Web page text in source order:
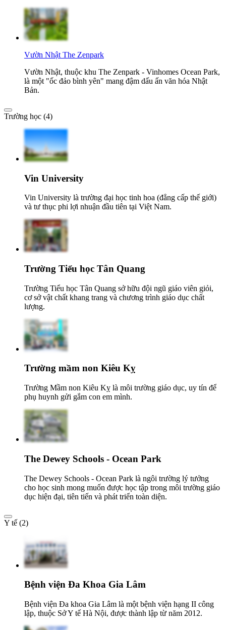
Vườn Nhật The Zenpark
Vườn Nhật, thuộc khu The Zenpark - Vinhomes Ocean Park,
là một "ốc đảo bình yên" mang đậm dấu ấn văn hóa Nhật
Bản.
Trường học (4)
Vin University
Vin University là trường đại học tinh hoa (đẳng cấp thế giới)
và tư thục phi lợi nhuận đầu tiên tại Việt Nam.
Trường Tiểu học Tân Quang
Trường Tiểu học Tân Quang sở hữu đội ngũ giáo viên giỏi,
cơ sở vật chất khang trang và chương trình giáo dục chất
lượng.
Trường mầm non Kiêu Kỵ
Trường Mầm non Kiêu Kỵ là môi trường giáo dục, uy tín để
phụ huynh gửi gắm con em mình.
The Dewey Schools - Ocean Park
The Dewey Schools - Ocean Park là ngôi trường lý tưởng
cho học sinh mong muốn được học tập trong môi trường giáo
dục hiện đại, tiên tiến và phát triển toàn diện.
Y tế (2)
Bệnh viện Đa Khoa Gia Lâm
Bệnh viện Đa khoa Gia Lâm là một bệnh viện hạng II công
lập, thuộc Sở Y tế Hà Nội, được thành lập từ năm 2012.